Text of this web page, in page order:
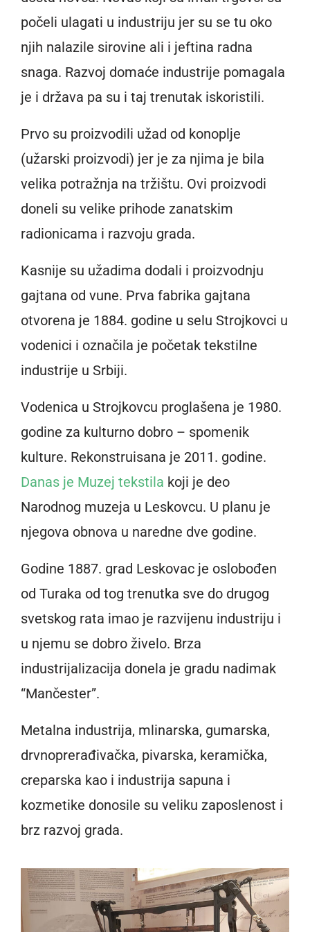
počeli ulagati u industriju jer su se tu oko
njih nalazile sirovine ali i jeftina radna
snaga. Razvoj domaće industrije pomagala
je i država pa su i taj trenutak iskoristili.
Prvo su proizvodili užad od konoplje
(užarski proizvodi) jer je za njima je bila
velika potražnja na tržištu. Ovi proizvodi
doneli su velike prihode zanatskim
radionicama i razvoju grada.
Kasnije su užadima dodali i proizvodnju
gajtana od vune. Prva fabrika gajtana
otvorena je 1884. godine u selu Strojkovci u
vodenici i označila je početak tekstilne
industrije u Srbiji.
Vodenica u Strojkovcu proglašena je 1980.
godine za kulturno dobro – spomenik
kulture. Rekonstruisana je 2011. godine.
Danas je Muzej tekstila koji je deo
Narodnog muzeja u Leskovcu. U planu je
njegova obnova u naredne dve godine.
Godine 1887. grad Leskovac je oslobođen
od Turaka od tog trenutka sve do drugog
svetskog rata imao je razvijenu industriju i
u njemu se dobro živelo. Brza
industrijalizacija donela je gradu nadimak
“Mančester”.
Metalna industrija, mlinarska, gumarska,
drvnoprerađivačka, pivarska, keramička,
creparska kao i industrija sapuna i
kozmetike donosile su veliku zaposlenost i
brz razvoj grada.